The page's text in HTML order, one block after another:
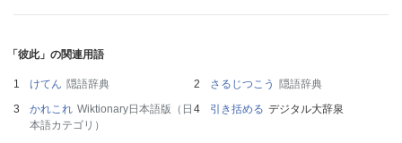
「彼此」の関連用語
けてん 隠語辞典 さるじつこう
隠語辞典
かれこれ Wiktionary日本語版（日
本語カテゴリ）
引き括める デジタル大辞泉